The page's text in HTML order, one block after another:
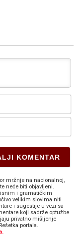
E-
mržnje na nacionalnoj,
neće biti objavljeni.
i gramatičkim
velikim slovima niti
i sugestije u vezi sa
koji sadrže optužbe
privatno mišljenje
portala.